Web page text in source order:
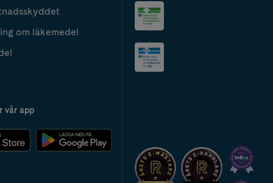
om läkemedel
vår app